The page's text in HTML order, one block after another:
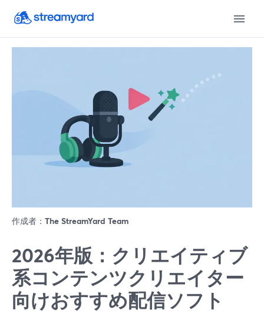
作成者： The StreamYard Team
2026年版：クリエイティブ
系コンテンツクリエイター
向けおすすめ配信ソフト